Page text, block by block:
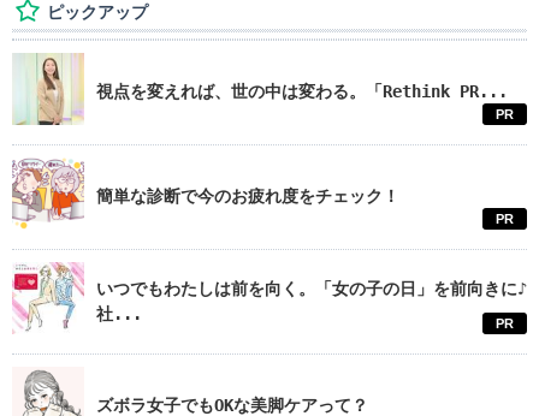
ピックアップ
視点を変えれば、世の中は変わる。「Rethink PR...
PR
簡単な診断で今のお疲れ度をチェック！
PR
いつでもわたしは前を向く。「女の子の日」を前向きに♪
社...
PR
ズボラ女子でもOKな美脚ケアって？